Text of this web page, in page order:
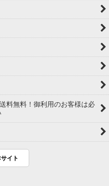
料無料！御利用のお客様は必
イト